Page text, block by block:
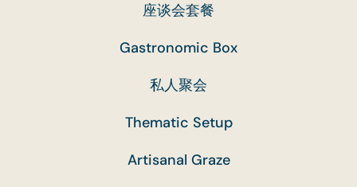
座谈会套餐
Gastronomic Box
私人聚会
Thematic Setup
Artisanal Graze